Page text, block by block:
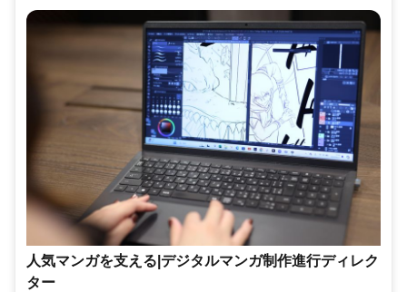
人気マンガを支える|デジタルマンガ制作進行ディレク
ター